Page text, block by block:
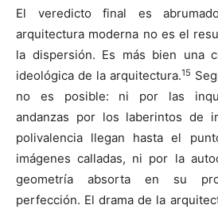
El veredicto final es
arquitectura moderna no es el
la dispersión. Es más bien una
ideológica de la arquitectura.15
no es posible: ni por las
andanzas por los laberintos de
polivalencia llegan hasta el
imágenes calladas, ni por la
geometría absorta en su
perfección. El drama de la